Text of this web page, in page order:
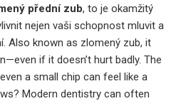
přední zub, to je okamžitý
nejen vaši schopnost mluvit a
. Also known as zlomený zub, it
if it doesn’t hurt badly. The
a small chip can feel like a
Modern dentistry can often